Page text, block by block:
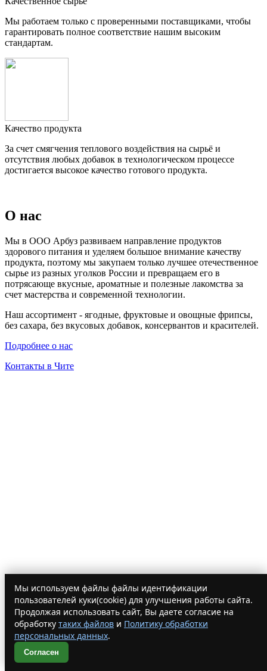
Мы работаем только с проверенными поставщиками, чтобы
гарантировать полное соответствие нашим высоким
стандартам.
Качество продукта
За счет смягчения теплового воздействия на сырьё и
отсутствия любых добавок в технологическом процессе
достигается высокое качество готового продукта.
О нас
Мы в ООО Арбуз развиваем направление продуктов
здорового питания и уделяем большое внимание качеству
продукта, поэтому мы закупаем только лучшее отечественное
сырье из разных уголков России и превращаем его в
потрясающе вкусные, ароматные и полезные лакомства за
счет мастерства и современной технологии.
Наш ассортимент - ягодные, фруктовые и овощные фрипсы,
без сахара, без вкусовых добавок, консервантов и красителей.
Подробнее о нас
Контакты в Чите
Частозадаваемые вопросы
Сушите сами или только фасуете?
Откуда сырье?
Как обрабатывается сырье перед сушкой?
Морковь точно без соли?
Сколько сахара добавляете при сушке?
Мы используем файлы файлы идентификации
пользователей куки(cookie) для улучшения работы сайта.
Продолжая использовать сайт, Вы даете согласие на
обработку таких файлов и Политику обработки
персональных данных.
Согласен